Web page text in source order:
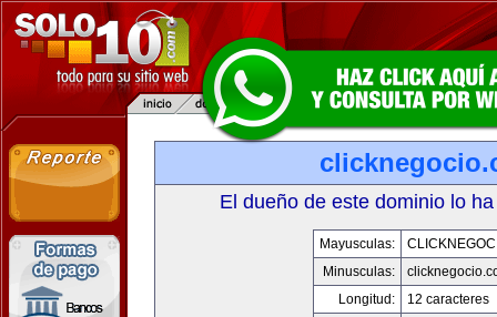
El dueño de este dominio lo
Mayusculas:
Minusculas:
Longitud:
12 caracteres